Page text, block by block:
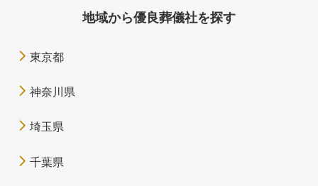
地域から優良葬儀社を探す
東京都
神奈川県
埼玉県
千葉県